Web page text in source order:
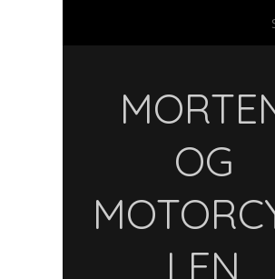
OG
LEN